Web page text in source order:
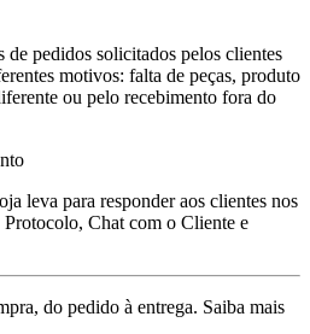
de pedidos solicitados pelos clientes
motivos: falta de peças, produto
ou pelo recebimento fora do
leva para responder aos clientes nos
Protocolo, Chat com o Cliente e
do pedido à entrega. Saiba mais